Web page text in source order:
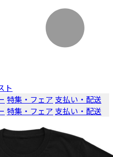
ト
特集・フェア 支払い・配送
特集・フェア 支払い・配送